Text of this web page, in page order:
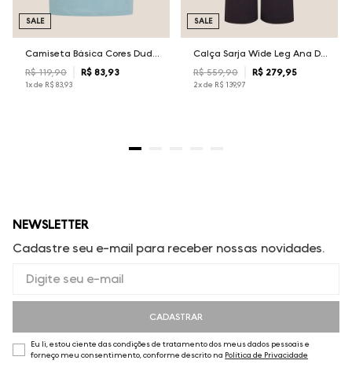
R$ 119,90 R$ 83, 93
1x de R$ 83,93
SALE
Calça Sarja Wide Leg Ana Dudalina Feminina
R$ 559,90 R$ 279, 95
2x de R$ 139,97
SALE
NEWSLETTER
Cadastre seu e-mail para receber nossas novidades.
CADASTRAR
Eu li, estou ciente das condições de tratamento dos meus dados pessoais e
forneço meu consentimento, conforme descrito na Política de Privacidade